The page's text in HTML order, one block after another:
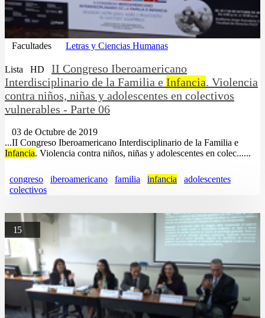
Facultades Letras y Ciencias Humanas
Lista HD
II Congreso Iberoamericano
Interdisciplinario de la Familia e Infancia. Violencia
contra niños, niñas y adolescentes en colectivos
vulnerables - Parte 06
03 de Octubre de 2019
...II Congreso Iberoamericano Interdisciplinario de la Familia e
Infancia. Violencia contra niños, niñas y adolescentes en colec......
congreso iberoamericano familia infancia
adolescentes
colectivos
15